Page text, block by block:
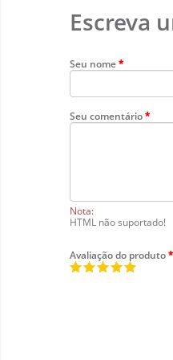
Escreva
Seu nome
Seu comentário
Nota:
HTML não suportado!
Avaliação do produto